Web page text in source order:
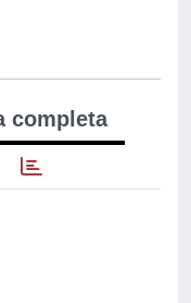
completa